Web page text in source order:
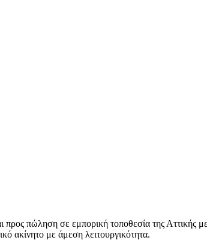
πώληση σε εμπορική τοποθεσία της Αττικής
ακίνητο με άμεση λειτουργικότητα.